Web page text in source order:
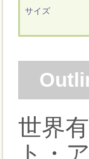
サイズ
世界
ト・